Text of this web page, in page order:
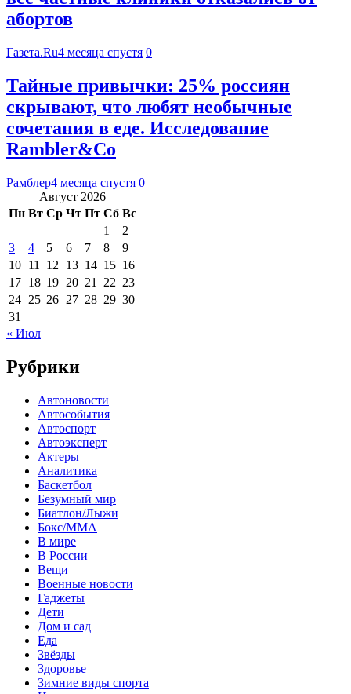
абортов
Газета.Ru4 месяца спустя 0
Тайные привычки: 25% россиян
скрывают, что любят необычные
сочетания в еде. Исследование
Rambler&Co
Рамблер4 месяца спустя 0
Август 2026
Пн Вт Ср Чт Пт Сб Вс
1
2
3
4 5 6 7 8
9
10 11 12 13 14 15 16
17 18 19 20 21 22 23
24 25 26 27 28 29 30
31
« Июл
Рубрики
Автоновости
Автособытия
Автоспорт
Автоэксперт
Актеры
Аналитика
Баскетбол
Безумный мир
Биатлон/Лыжи
Бокс/MMA
В мире
В России
Вещи
Военные новости
Гаджеты
Дети
Дом и сад
Еда
Звёзды
Здоровье
Зимние виды спорта